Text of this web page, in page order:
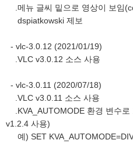
.메뉴 글씨 밑으로 영상이 보임
dspiatkowski 제보
- vlc-3.0.12 (2021/01/19)
.VLC v3.0.12 소스 사용
- vlc-3.0.11 (2020/07/18)
.VLC v3.0.11 소스 사용
.KVA_AUTOMODE 환경 변수로
v1.2.4 사용)
예) SET